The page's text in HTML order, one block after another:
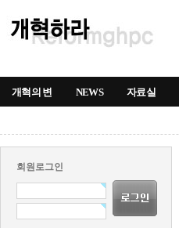
개혁의 변 NEWS 자료실
회원로그인